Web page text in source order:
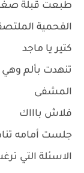
طبعت قبلة
الفحمية
كتير يا ماجد
تنهدت بألم
المشفى
فلاش باااك
جلست أمامه
الاسئلة التي